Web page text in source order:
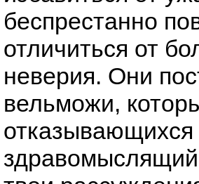
беспрестанно
отличиться от
неверия. Они
вельможи,
здравомыслящий